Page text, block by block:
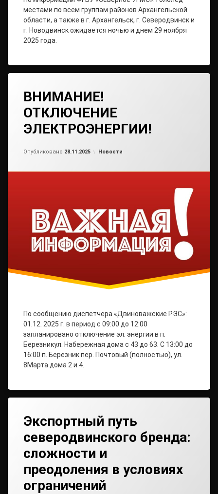
местами по всем группам районов Архангельской
области, а также в г. Архангельск, г. Северодвинск и
г. Новодвинск ожидается ночью и днем 29 ноября
2025 года.
ВНИМАНИЕ!
ОТКЛЮЧЕНИЕ
ЭЛЕКТРОЭНЕРГИИ!
Опубликовано 28.11.2025 Рубрики:
Новости
По сообщению диспетчера «Двиноважские РЭС»:
01.12. 2025 г. в период с 09:00 до 12:00
запланировано отключение эл. энергии в п.
Березникул. Набережная дома с 43 до 63. С 13:00 до
16:00 п. Березник пер. Почтовый (полностью), ул.
8Марта дома 2 и 4.
Экспортный путь
северодвинского бренда:
сложности и
преодоления в условиях
ограничений